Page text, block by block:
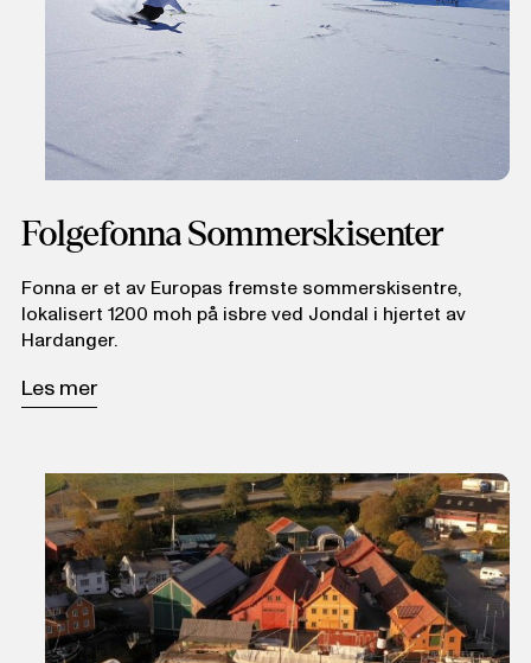
Folgefonna Sommerskisenter
Fonna er et av Europas fremste sommerskisentre,
lokalisert 1200 moh på isbre ved Jondal i hjertet av
Hardanger.
Les mer